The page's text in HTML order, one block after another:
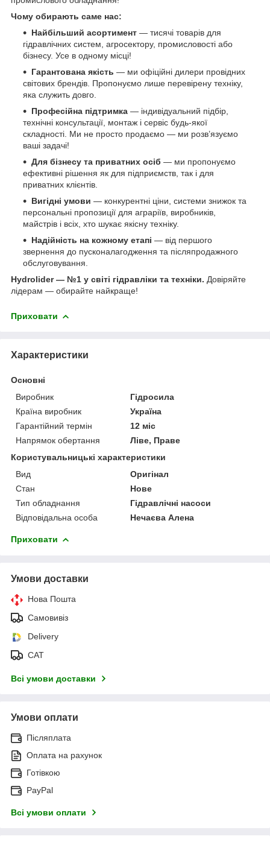
Чому обирають саме нас:
Найбільший асортимент — тисячі товарів для
гідравлічних систем, агросектору, промисловості або
бізнесу. Усе в одному місці!
Гарантована якість — ми офіційні дилери провідних
світових брендів. Пропонуємо лише перевірену техніку,
яка служить довго.
Професійна підтримка — індивідуальний підбір,
технічні консультації, монтаж і сервіс будь-якої
складності. Ми не просто продаємо — ми розв’язуємо
ваші задачі!
Для бізнесу та приватних осіб — ми пропонуємо
ефективні рішення як для підприємств, так і для
приватних клієнтів.
Вигідні умови — конкурентні ціни, системи знижок та
персональні пропозиції для аграріїв, виробників,
майстрів і всіх, хто шукає якісну техніку.
Надійність на кожному етапі — від першого
звернення до пусконалагодження та післяпродажного
обслуговування.
Hydrolider — №1 у світі гідравліки та техніки. Довіряйте
лідерам — обирайте найкраще!
Приховати
Характеристики
Основні
Виробник
Гідросила
Країна виробник
Україна
Гарантійний термін
12 міс
Напрямок обертання
Ліве, Праве
Користувальницькі характеристики
Вид
Оригінал
Стан
Нове
Тип обладнання
Гідравлічні насоси
Відповідальна особа
Нечаєва Алена
Приховати
Умови доставки
Нова Пошта
Самовивіз
Delivery
САТ
Всі умови доставки
Умови оплати
Післяплата
Оплата на рахунок
Готівкою
PayPal
Всі умови оплати